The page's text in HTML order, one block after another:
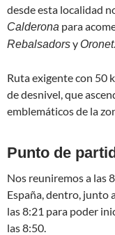
desde esta localidad
Calderona para
Rebalsadorsy Oronet.
Ruta exigente con 50
de desnivel, que
emblemáticos de la
Punto de
Nos reuniremos a las
España, dentro, junto
las 8:21 para poder
las 8:50.